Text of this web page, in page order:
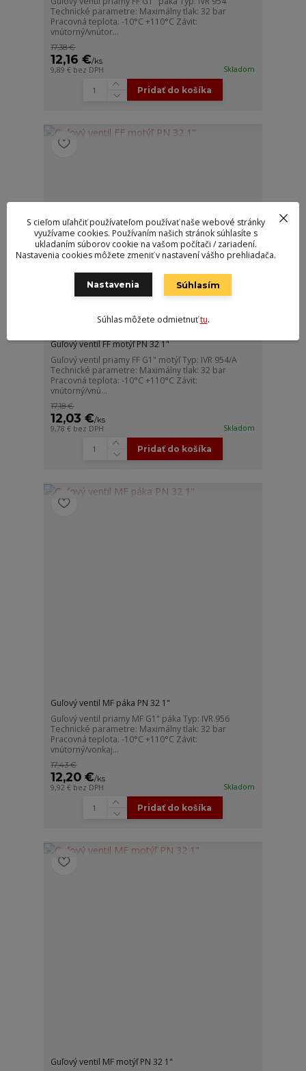
Technické parametre: Maximálny tlak: 32 bar
Pracovná teplota: -10°C +110°C Závit:
vnútorný/vnútor...
17,38 €
12,16 €/ks
9,89 € bez DPH Skladom
Pridať do košíka
Guľový ventil FF motýľ PN 32 1"
Guľový ventil priamy FF G1" motýľ Typ: IVR 954/A
Technické parametre: Maximálny tlak: 32 bar
Pracovná teplota: -10°C +110°C Závit:
vnútorný/vnú...
17,18 €
12,03 €/ks
9,78 € bez DPH Skladom
Pridať do košíka
Guľový ventil MF páka PN 32 1"
Guľový ventil priamy MF G1" páka Typ: IVR 956
Technické parametre: Maximálny tlak: 32 bar
Pracovná teplota: -10°C +110°C Závit:
vnútorný/vonkaj...
17,43 €
12,20 €/ks
9,92 € bez DPH Skladom
Pridať do košíka
Guľový ventil MF motýľ PN 32 1"
S cieľom uľahčiť používateľom používať naše webové stránky
využívame cookies. Používaním našich stránok súhlasíte s
ukladaním súborov cookie na vašom počítači / zariadení.
Nastavenia cookies môžete zmeniť v nastavení vášho prehliadača.
Nastavenia Súhlasím
Súhlas môžete odmietnuťtu.